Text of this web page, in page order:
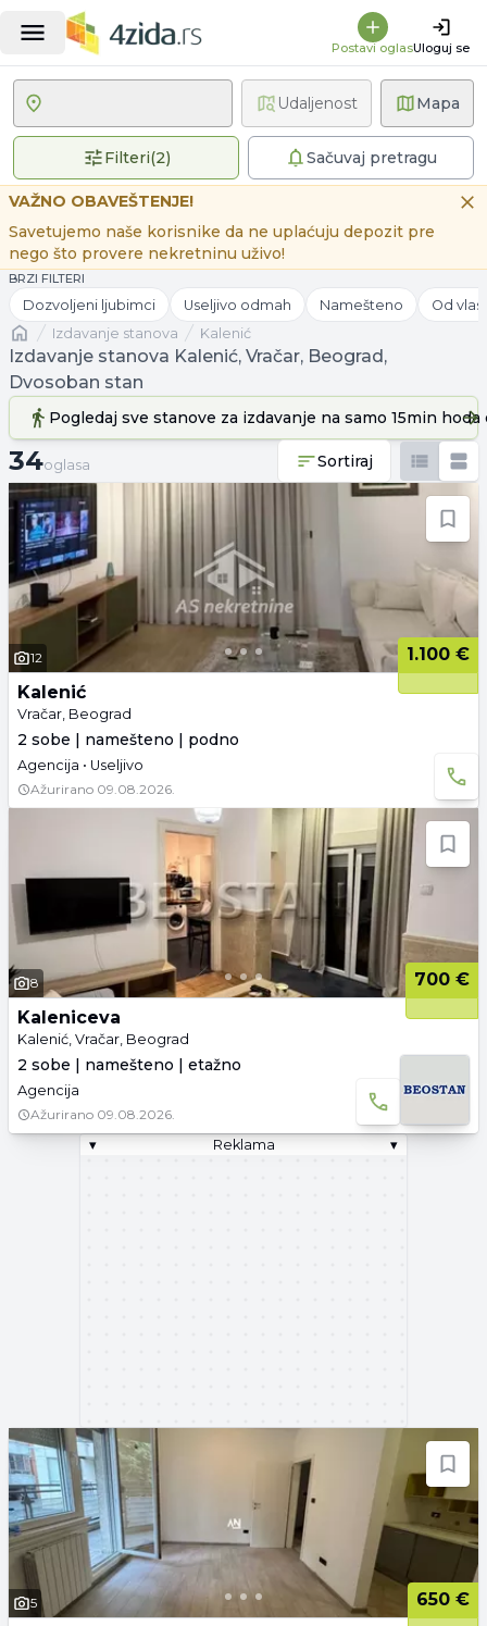
Postavi oglasUloguj se
Mapa
Filteri(2)2 primenjena filteraSačuvaj pretragu
Udaljenost
VAŽNO OBAVEŠTENJE!
Savetujemo naše korisnike da ne uplaćuju depozit pre
nego što provere nekretninu uživo!
BRZI FILTERI
Dozvoljeni ljubimci Useljivo odmah Namešteno Od
Naslovnaizdavanje stanova Kalenić
Izdavanje stanova Kalenić, Vračar, Beograd,
Dvosoban stan
Pogledaj sve stanove za izdavanje na samo 15min hoda
34 oglasa
34oglasa Sortiraj
12
1.100 €
Kalenić
Vračar, Beograd
2 sobe | namešteno | podno
Agencija • Useljivo
Ažurirano 09.08.2026.
8
700 €
Kaleniceva
Kalenić, Vračar, Beograd
2 sobe | namešteno | etažno
Agencija
Ažurirano 09.08.2026.
▾
Reklama ▾
5
650 €